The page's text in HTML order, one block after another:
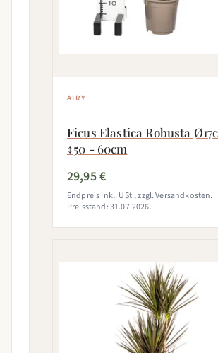
AIRY
Ficus Elastica Robusta
↕50 - 60cm
29,95 €
Endpreis inkl. USt., zzgl.Versandkosten.
Preisstand: 31.07.2026.